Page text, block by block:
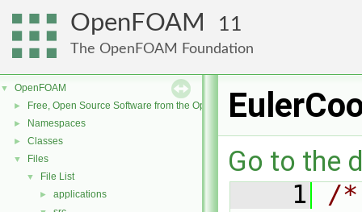
OpenFOAM 11
The OpenFOAM Foundation
▼ OpenFOAM
► Free, Open Source Software from the OpenFOAM Foundation
► Namespaces
► Classes
▼ Files
▼ File List
► applications
Go to the
    1
/